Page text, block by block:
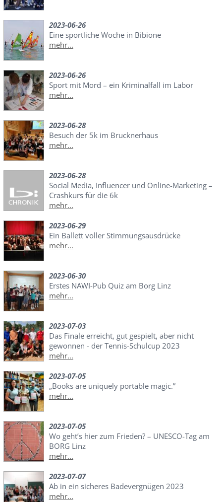
2023-06-26
Eine sportliche Woche in Bibione
mehr...
2023-06-26
Sport mit Mord – ein Kriminalfall im Labor
mehr...
2023-06-28
Besuch der 5k im Brucknerhaus
mehr...
2023-06-28
Social Media, Influencer und Online-Marketing –
Crashkurs für die 6k
mehr...
2023-06-29
Ein Ballett voller Stimmungsausdrücke
mehr...
2023-06-30
Erstes NAWI-Pub Quiz am Borg Linz
mehr...
2023-07-03
Das Finale erreicht, gut gespielt, aber nicht
gewonnen - der Tennis-Schulcup 2023
mehr...
2023-07-05
„Books are uniquely portable magic.”
mehr...
2023-07-05
Wo geht’s hier zum Frieden? – UNESCO-Tag am
BORG Linz
mehr...
2023-07-07
Ab in ein sicheres Badevergnügen 2023
mehr...